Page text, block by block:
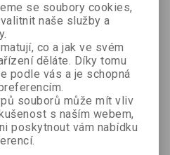
- 10 %
se soubory cookies,
naše služby a
co a jak ve svém
děláte. Díky tomu
podle vás a je schopná
souborů může mít vliv
s naším webem,
poskytnout vám nabídku